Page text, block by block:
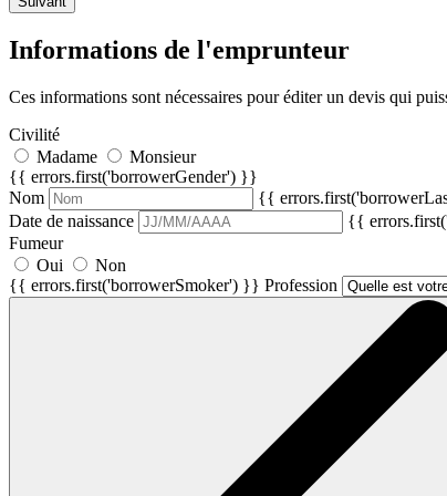
Informations de l'emprunteur
Ces informations sont nécessaires pour éditer un devis qui
Civilité
Madame
Monsieur
{{ errors.first('borrowerGender') }}
Nom
{{
Date de naissance
{{
Fumeur
Oui
Non
{{ errors.first('borrowerSmoker') }} Profession